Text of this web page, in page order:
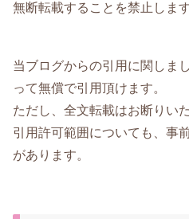
無断転載することを禁止します
当ブログからの引用に関しま
って無償で引用頂けます。
ただし、全文転載はお断りい
引用許可範囲についても、事
があります。